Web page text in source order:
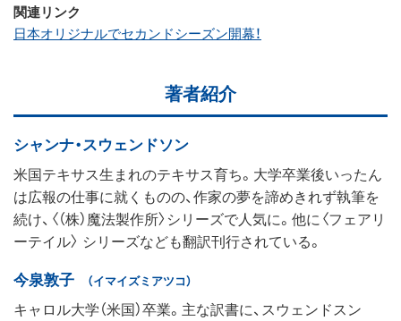
関連リンク
日本オリジナルでセカンドシーズン開幕！
著者紹介
シャンナ・スウェンドソン
米国テキサス生まれのテキサス育ち。大学卒業後いったん
は広報の仕事に就くものの、作家の夢を諦めきれず執筆を
続け、〈（株）魔法製作所〉シリーズで人気に。他に〈フェアリ
ーテイル〉 シリーズなども翻訳刊行されている。
今泉敦子 （イマイズミアツコ）
キャロル大学（米国）卒業。主な訳書に、スウェンドスン